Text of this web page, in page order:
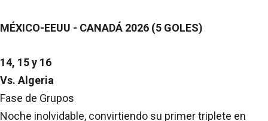
MÉXICO-EEUU - CANADÁ 2026 (5 GOLES)
14, 15 y 16
Vs. Algeria
Fase de Grupos
Noche inolvidable, convirtiendo su primer triplete en